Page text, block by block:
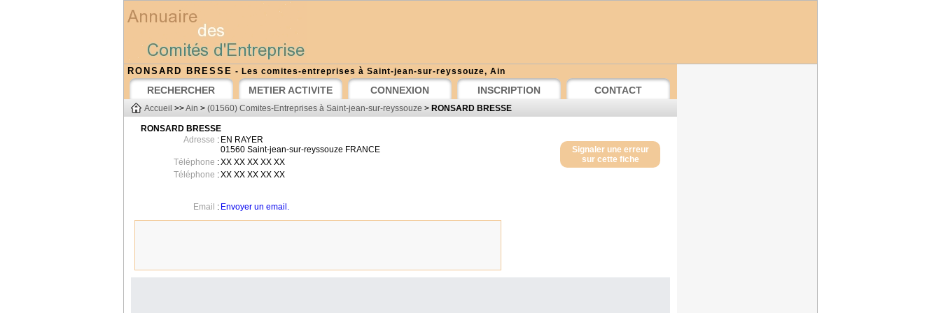
RONSARD BRESSE - Les comites-entreprises à Saint-jean-sur-reyssouze, Ain
RECHERCHER METIER ACTIVITE CONNEXION INSCRIPTION CONTACT
Accueil >>Ain > (01560) Comites-Entreprises à Saint-jean-sur-reyssouze > RONSARD BRESSE
RONSARD BRESSE
Signaler une erreur
sur cette fiche
Adresse : EN RAYER
01560 Saint-jean-sur-reyssouze FRANCE
Téléphone :XX XX XX XX XX
Téléphone :XX XX XX XX XX
Email : Envoyer un email.